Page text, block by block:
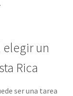
elegir un
Rica
ser una tarea